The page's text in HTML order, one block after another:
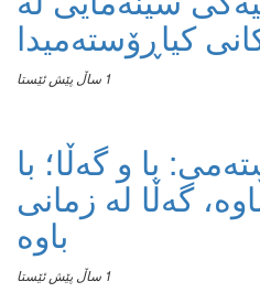
کیاڕۆستەمیدا
1 ساڵ پێش ئێستا
با و گەڵا؛ با
گەڵا لە زمانی
باوە
1 ساڵ پێش ئێستا